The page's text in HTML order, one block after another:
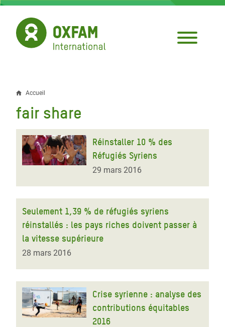
Aller
contenu
principal
Fil
d'Ariane
Accueil
fair share
Réinstaller 10 % des
Réfugiés Syriens
29 mars 2016
Seulement 1,39 % de réfugiés syriens
réinstallés : les pays riches doivent passer à
la vitesse supérieure
28 mars 2016
Crise syrienne : analyse des
contributions équitables
2016